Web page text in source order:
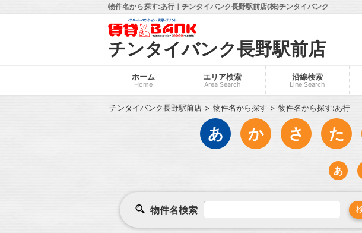
物件名から探す:あ行｜チンタイバンク長野駅前店(株)チンタイバンク
チンタイバンク長野駅前店
ホーム
Home
エリア検索
Area Search
沿線検索
Line Search
チンタイバンク長野駅前店 物件名から探す 物件名から探す:あ行
あ か さ た
あ
物件名検索